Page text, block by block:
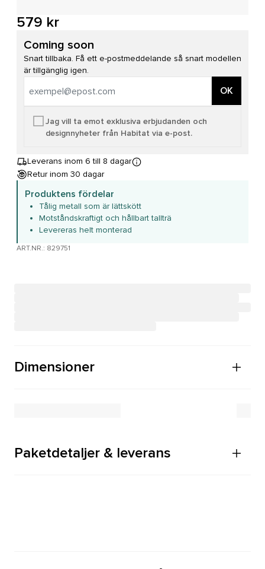
579 kr
Coming soon
Snart tillbaka. Få ett e-postmeddelande så snart modellen
är tillgänglig igen.
OK
Jag vill ta emot exklusiva erbjudanden och
designnyheter från Habitat via e-post.
Leverans inom 6 till 8 dagar
Retur inom 30 dagar
Produktens fördelar
Tålig metall som är lättskött
Motståndskraftigt och hållbart tallträ
Levereras helt monterad
ART.NR.: 829751
Dimensioner
Paketdetaljer & leverans